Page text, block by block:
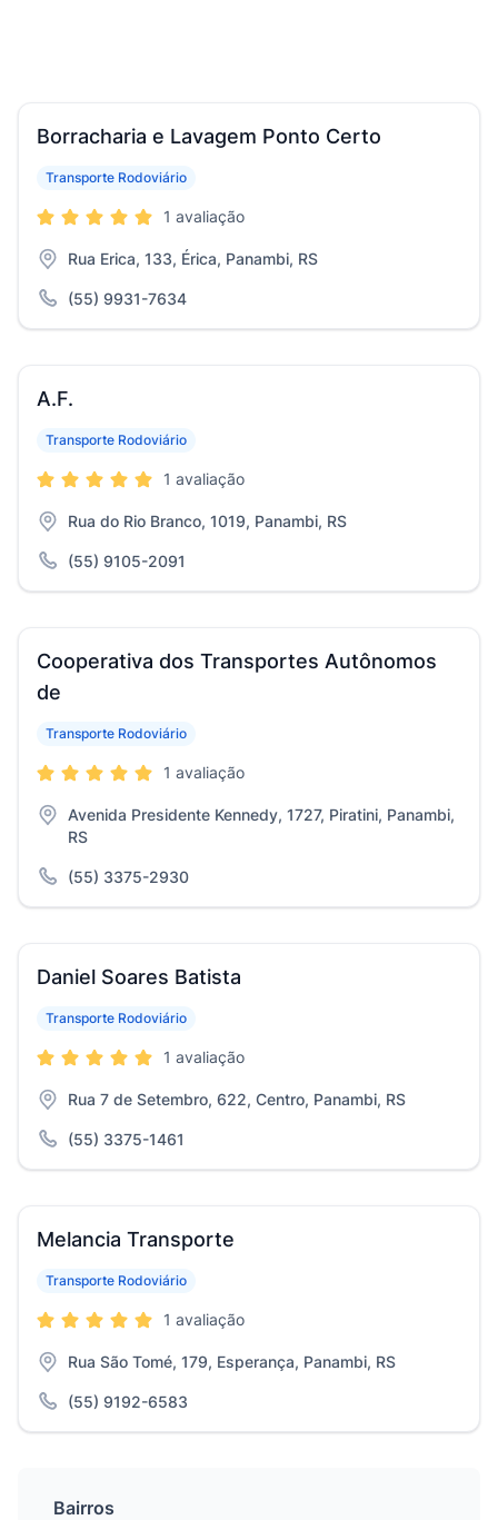
Borracharia e Lavagem Ponto Certo
Transporte Rodoviário
1 avaliação
Rua Erica, 133, Érica, Panambi, RS
(55) 9931-7634
A.F.
Transporte Rodoviário
1 avaliação
Rua do Rio Branco, 1019, Panambi, RS
(55) 9105-2091
Cooperativa dos Transportes Autônomos
de
Transporte Rodoviário
1 avaliação
Avenida Presidente Kennedy, 1727, Piratini, Panambi,
RS
(55) 3375-2930
Daniel Soares Batista
Transporte Rodoviário
1 avaliação
Rua 7 de Setembro, 622, Centro, Panambi, RS
(55) 3375-1461
Melancia Transporte
Transporte Rodoviário
1 avaliação
Rua São Tomé, 179, Esperança, Panambi, RS
(55) 9192-6583
Bairros